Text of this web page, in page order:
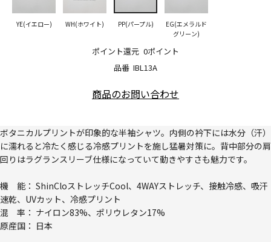
品番 IBL13A
ポイント還元 0ポイント
YE(イエロー) WH(ホワイト) PP(パープル)
EG(エメラルド
グリーン)
商品のお問い合わせ
ボタニカルプリントが印象的な半袖シャツ。内側の衿下には水分（汗）
に濡れると冷たく感じる冷感プリントを施し猛暑対策に。背中部分の肩
回りはラグランスリーブ仕様になっていて動きやすさも魅力です。
機 能： ShinCloストレッチCool、4WAYストレッチ、接触冷感、吸汗
速乾、UVカット、冷感プリント
混 率： ナイロン83%、ポリウレタン17%
原産国： 日本